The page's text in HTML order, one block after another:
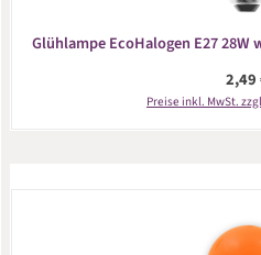
Glühlampe EcoHalogen E27
2,49
Preise inkl. MwSt.